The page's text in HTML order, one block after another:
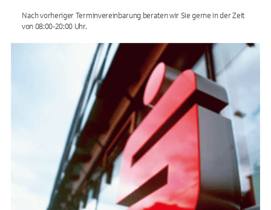
Nach vorheriger Terminvereinbarung beraten wir Sie gerne in der Zeit
von 08:00-20:00 Uhr.